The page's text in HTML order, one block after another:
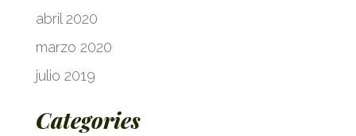
abril 2020
marzo 2020
julio 2019
Categories